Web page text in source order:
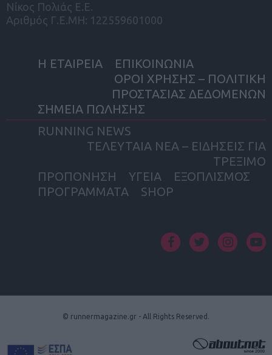
Νίκος Πολιάς Ε.Ε.
Αριθμός Γ.Ε.ΜΗ: 122559601000
Η ΕΤΑΙΡΕΙΑ
ΕΠΙΚΟΙΝΩΝΙΑ
ΟΡΟΙ ΧΡΗΣΗΣ – ΠΟΛΙΤΙΚΗ
ΠΡΟΣΤΑΣΙΑΣ ΔΕΔΟΜΕΝΩΝ
ΣΗΜΕΙΑ ΠΩΛΗΣΗΣ
RUNNING NEWS
ΤΕΛΕΥΤΑΙΑ ΝΕΑ – ΕΙΔΗΣΕΙΣ ΓΙΑ
ΤΡΕΞΙΜΟ
ΠΡΟΠΟΝΗΣΗ
ΥΓΕΙΑ
ΕΞΟΠΛΙΣΜΟΣ
ΠΡΟΓΡΑΜΜΑΤΑ
SHOP
© runnermagazine.gr - All Rights Reserved.